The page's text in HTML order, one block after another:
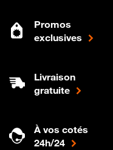
Promos
exclusives
Livraison
gratuite
À vos cotés
24h/24